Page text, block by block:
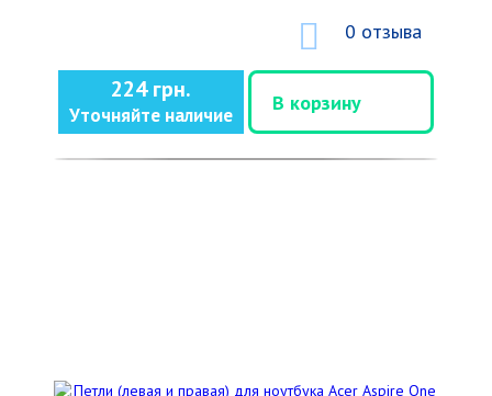
0 отзыва
224 грн.
Уточняйте наличие
В корзину